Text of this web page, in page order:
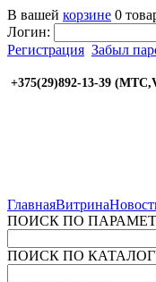
В вашей корзине 0
Логин:
Регистрация Забыл
+375(29)892-13-
ГлавнаяВитрина
ПОИСК ПО
ПОИСК ПО